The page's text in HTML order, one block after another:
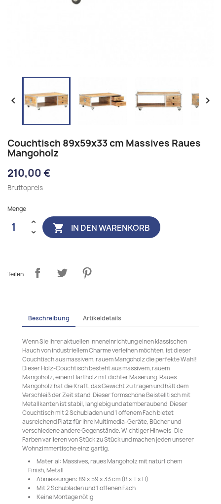
 
Couchtisch 89x59x33 cm Massives Raues
Mangoholz
210,00 €
Bruttopreis
Menge
 IN DEN WARENKORB
Teilen
Beschreibung Artikeldetails
Wenn Sie Ihrer aktuellen Inneneinrichtung einen klassischen
Hauch von industriellem Charme verleihen möchten, ist dieser
Couchtisch aus massivem, rauem Mangoholz die perfekte Wahl!
Dieser Holz-Couchtisch besteht aus massivem, rauem
Mangoholz, einem Hartholz mit dichter Maserung. Raues
Mangoholz hat die Kraft, das Gewicht zu tragen und hält dem
Verschleiß der Zeit stand. Dieser formschöne Beistelltisch mit
Metallkanten ist stabil, langlebig und atemberaubend. Dieser
Couchtisch mit 2 Schubladen und 1 offenem Fach bietet
ausreichend Platz für Ihre Multimedia-Geräte, Bücher und
verschiedene andere Gegenstände. Wichtiger Hinweis: Die
Farben variieren von Stück zu Stück und machen jeden unserer
Wohnzimmertische einzigartig.
Material: Massives, raues Mangoholz mit natürlichem
Finish, Metall
Abmessungen: 89 x 59 x 33 cm (B x T x H)
Mit 2 Schubladen und 1 offenen Fach
Keine Montage nötig